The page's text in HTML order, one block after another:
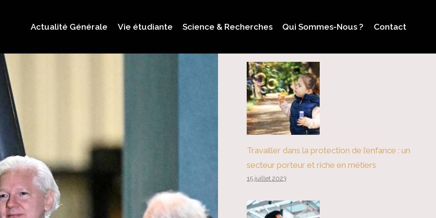
Actualité Générale Vie étudiante Science & Recherches Qui Sommes-Nous ? Contact
Travailler dans la protection de l’enfance : un
secteur porteur et riche en métiers
15 juillet 2023